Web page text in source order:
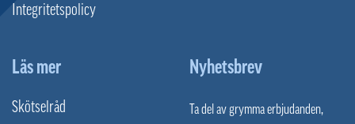
Integritetspolicy
Läs mer
Skötselråd
Nyhetsbrev
Ta del av grymma erbjudanden,